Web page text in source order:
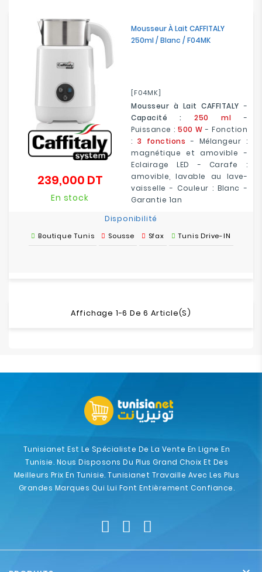
Mousseur À Lait CAFFITALY
250ml / Blanc / F04MK
[F04MK]
Mousseur à Lait CAFFITALY -
Capacité :
250 ml
-
Puissance : 500 W - Fonction
: 3 fonctions - Mélangeur :
magnétique et amovible -
Eclairage LED - Carafe :
amovible, lavable au lave-
vaisselle - Couleur : Blanc -
Garantie 1an
239,000 DTPrix
En stock
Disponibilité
Boutique Tunis Sousse Sfax Tunis Drive-IN
Affichage 1-6 De 6 Article(s)
Tunisianet Est Le Spécialiste De La Vente En Ligne En
Tunisie. Nous Disposons Du Plus Grand Choix Et Des
Meilleurs Prix En Tunisie. Tunisianet Travaille Avec Les Plus
Grandes Marques Qui Lui Font Entièrement Confiance.